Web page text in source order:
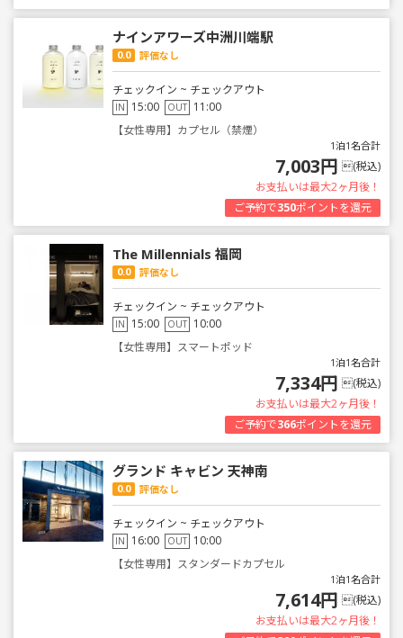
ナインアワーズ中洲川端駅
0.0 評価なし
チェックイン ~ チェックアウト
IN 15:00 OUT 11:00
【女性専用】カプセル（禁煙）
1泊1名合計
7,003円 (税込)
お支払いは最大2ヶ月後！
ご予約で350ポイントを還元
The Millennials 福岡
0.0 評価なし
チェックイン ~ チェックアウト
IN 15:00 OUT 10:00
【女性専用】スマートポッド
1泊1名合計
7,334円 (税込)
お支払いは最大2ヶ月後！
ご予約で366ポイントを還元
グランド キャビン 天神南
0.0 評価なし
チェックイン ~ チェックアウト
IN 16:00 OUT 10:00
【女性専用】スタンダードカプセル
1泊1名合計
7,614円 (税込)
お支払いは最大2ヶ月後！